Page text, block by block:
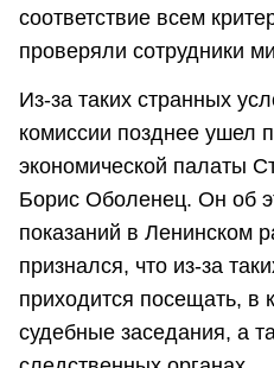
соответствие всем
проверяли сотрудники
Из-за таких странных
комиссии позднее ушел
экономической палаты
Борис Оболенец. Он об
показаний в Ленинском
признался, что из-за
приходится посещать, в
судебные заседания, а